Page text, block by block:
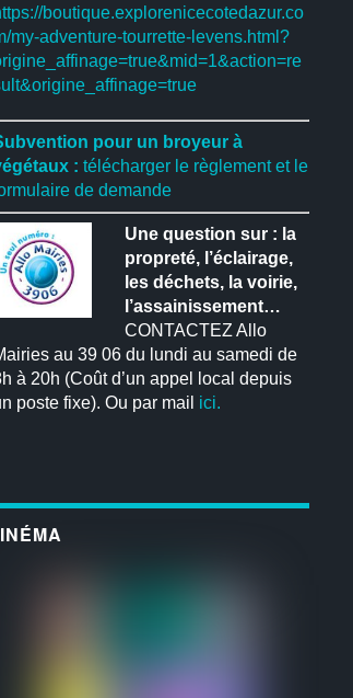
boutique.explorenicecotedazur.co
my-adventure-tourrette-levens.html?
pour un broyeur à
: télécharger le règlement et le
de demande
Une question sur : la
propreté, l’éclairage,
les déchets, la voirie,
l’assainissement…
CONTACTEZ Allo
au 39 06 du lundi au samedi de
à 20h (Coût d’un appel local depuis
poste fixe). Ou par mail ici.